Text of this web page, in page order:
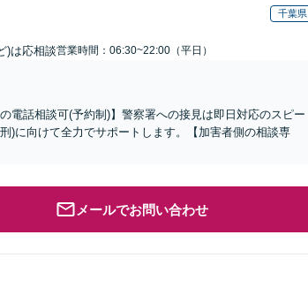
千葉県
)は応相談営業時間：06:30~22:00（平日）
電話相談可(予約制)】警察署への接見は即日対応のスピー
)に向けて全力でサポートします。【加害者側の相談専
メールでお問い合わせ